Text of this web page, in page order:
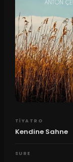
TIYATRO
Kendine Sahne
SURE